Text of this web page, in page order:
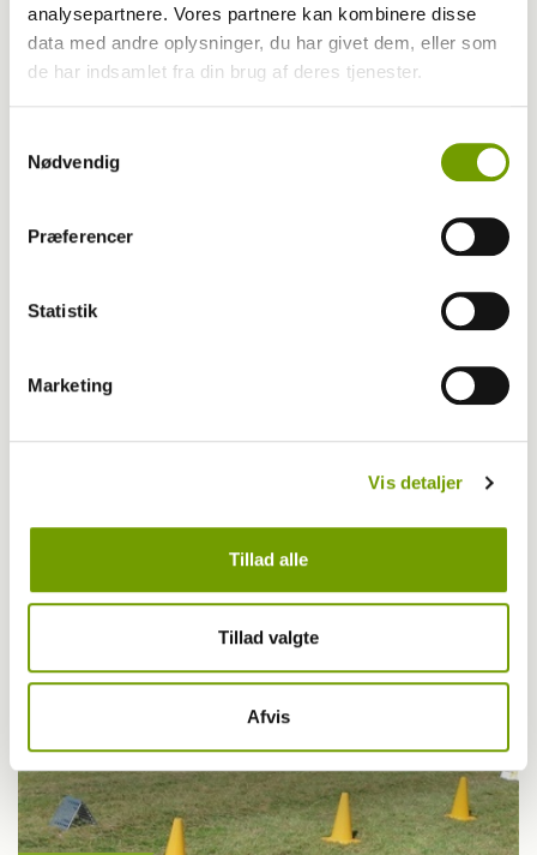
analysepartnere. Vores partnere kan kombinere disse
data med andre oplysninger, du har givet dem, eller som
de har indsamlet fra din brug af deres tjenester.
Nødvendig
Præferencer
Statistik
Marketing
Vis detaljer
Tillad alle
Tillad valgte
Afvis
BLOG: Årets rallyhund 2019